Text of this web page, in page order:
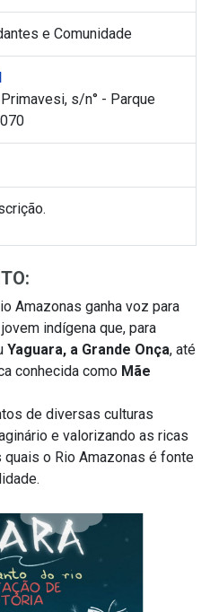
e Comunidade
s/n° - Parque
Amazonas ganha voz para
jovem indígena que, para
Yaguara, a Grande Onça, até
conhecida como Mãe
de diversas culturas
e valorizando as ricas
o Rio Amazonas é fonte